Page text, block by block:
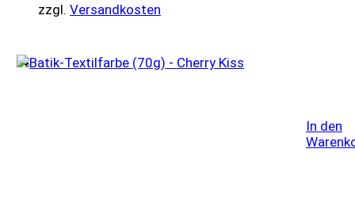
zzgl. Versandkosten
In den